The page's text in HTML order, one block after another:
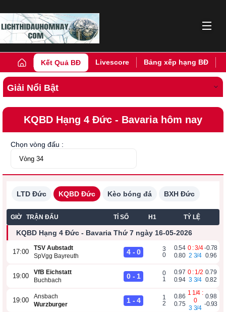
Kết Quả BĐ Livescore Bảng xếp hạng BĐ
Giải Nổi Bật
KQBD Hạng 4 Đức - Bavaria hôm nay
Chọn vòng đấu :
LTD Đức KQBD Đức Kèo bóng đá BXH Đức
GIỜ TRẬN ĐẤU TỈ SỐ H1 TỶ LỆ
KQBD Hạng 4 Đức - Bavaria Thứ 7 ngày 16-05-2026
17:00
TSV Aubstadt
SpVgg Bayreuth
4 - 0
3
0
0.54
0.80
0 : 3/4
2 3/4
-0.78
0.96
19:00
VfB Eichstatt
Buchbach
0 - 1
0
1
0.97
0.94
0 : 1/2
3 3/4
0.79
0.82
19:00
Ansbach
Wurzburger
1 - 4
1
2
0.86
0.75
1 1/4 :
0
3 3/4
0.98
-0.93